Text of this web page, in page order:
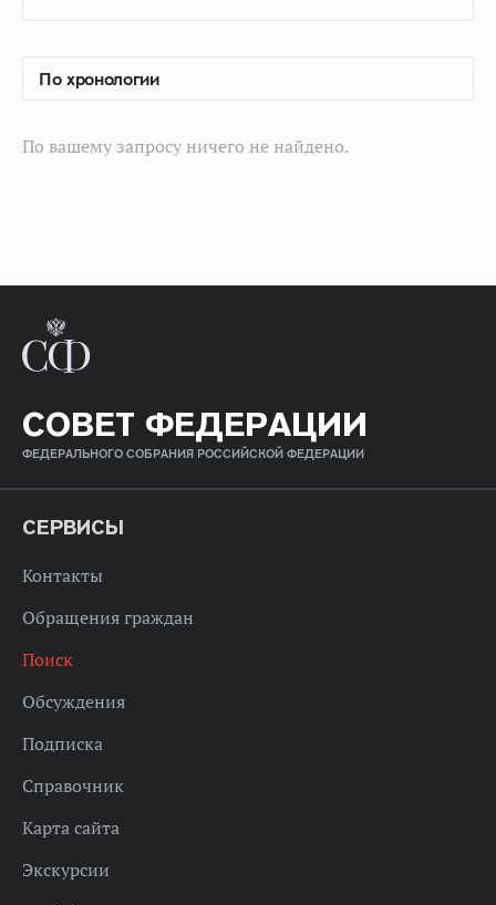
По вашему запросу ничего не найдено.
СОВЕТ ФЕДЕРАЦИИ
ФЕДЕРАЛЬНОГО СОБРАНИЯ РОССИЙСКОЙ ФЕДЕРАЦИИ
СЕРВИСЫ
Контакты
Обращения граждан
Поиск
Обсуждения
Подписка
Справочник
Карта сайта
Экскурсии